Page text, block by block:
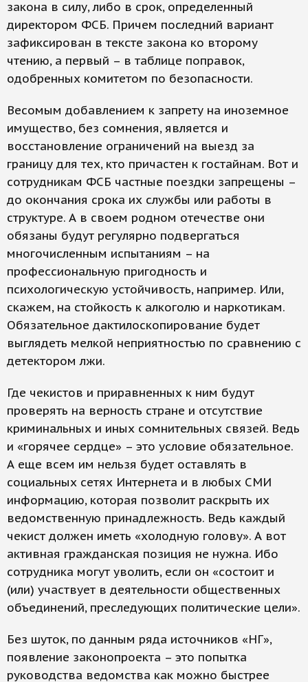
закона в силу, либо в срок, определенный
директором ФСБ. Причем последний вариант
зафиксирован в тексте закона ко второму
чтению, а первый – в таблице поправок,
одобренных комитетом по безопасности.
Весомым добавлением к запрету на иноземное
имущество, без сомнения, является и
восстановление ограничений на выезд за
границу для тех, кто причастен к гостайнам. Вот и
сотрудникам ФСБ частные поездки запрещены –
до окончания срока их службы или работы в
структуре. А в своем родном отечестве они
обязаны будут регулярно подвергаться
многочисленным испытаниям – на
профессиональную пригодность и
психологическую устойчивость, например. Или,
скажем, на стойкость к алкоголю и наркотикам.
Обязательное дактилоскопирование будет
выглядеть мелкой неприятностью по сравнению с
детектором лжи.
Где чекистов и приравненных к ним будут
проверять на верность стране и отсутствие
криминальных и иных сомнительных связей. Ведь
и «горячее сердце» – это условие обязательное.
А еще всем им нельзя будет оставлять в
социальных сетях Интернета и в любых СМИ
информацию, которая позволит раскрыть их
ведомственную принадлежность. Ведь каждый
чекист должен иметь «холодную голову». А вот
активная гражданская позиция не нужна. Ибо
сотрудника могут уволить, если он «состоит и
(или) участвует в деятельности общественных
объединений, преследующих политические цели».
Без шуток, по данным ряда источников «НГ»,
появление законопроекта – это попытка
руководства ведомства как можно быстрее